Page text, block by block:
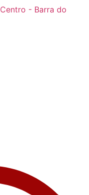
- Barra do